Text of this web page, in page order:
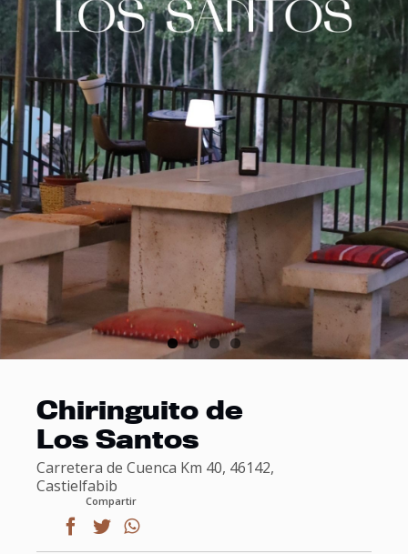
Chiringuito de
Los Santos
Carretera de Cuenca Km 40, 46142,
Castielfabib
Compartir